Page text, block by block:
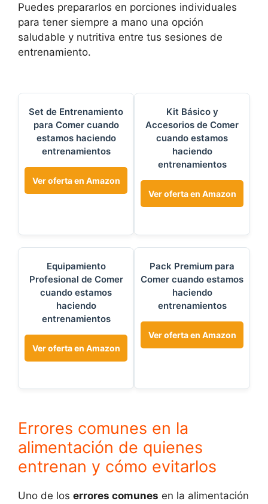
Puedes prepararlos en porciones individuales
para tener siempre a mano una opción
saludable y nutritiva entre tus sesiones de
entrenamiento.
Set de Entrenamiento
para Comer cuando
estamos haciendo
entrenamientos
Ver oferta en Amazon
Kit Básico y
Accesorios de Comer
cuando estamos
haciendo
entrenamientos
Ver oferta en Amazon
Equipamiento
Profesional de Comer
cuando estamos
haciendo
entrenamientos
Ver oferta en Amazon
Pack Premium para
Comer cuando estamos
haciendo
entrenamientos
Ver oferta en Amazon
Errores comunes en la
alimentación de quienes
entrenan y cómo evitarlos
Uno de los errores comunes en la alimentación